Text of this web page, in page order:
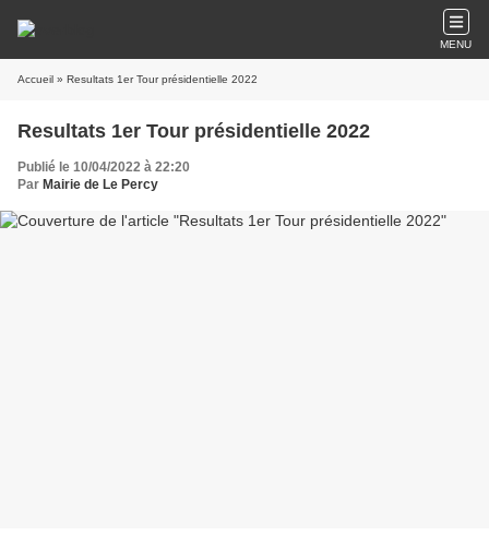
MENU
Accueil » Resultats 1er Tour présidentielle 2022
Resultats 1er Tour présidentielle 2022
Publié le 10/04/2022 à 22:20
Par Mairie de Le Percy